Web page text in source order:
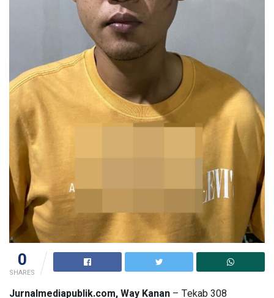
0
SHARES
Jurnalmediapublik.com, Way Kanan – Tekab 308